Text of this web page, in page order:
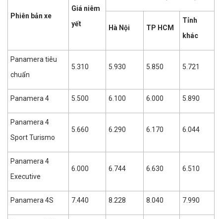
Phiên bản xe
Giá niêm
yết
Hà Nội TP HCM
Tỉnh
khác
Panamera tiêu
chuẩn
5.310 5.930 5.850 5.721
Panamera 4 5.500 6.100 6.000 5.890
Panamera 4
Sport Turismo
5.660 6.290 6.170 6.044
Panamera 4
Executive
6.000 6.744 6.630 6.510
Panamera 4S 7.440 8.228 8.040 7.990